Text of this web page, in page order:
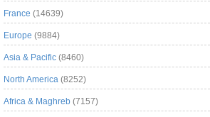
France (14639)
Europe (9884)
Asia & Pacific (8460)
North America (8252)
Africa & Maghreb (7157)